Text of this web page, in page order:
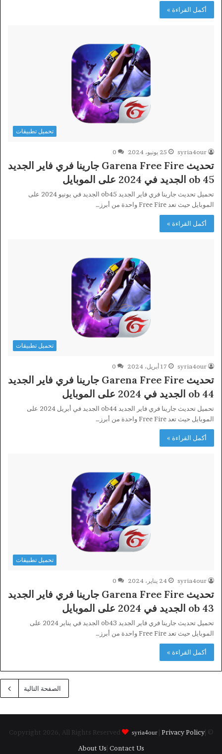
أكمل القراءة »
تحميل تطبيقات
syria4our 25 يونيو، 2024 0
تحديث Garena Free Fire جارينا فري فاير الجديد
ob 45 الجديد في 2024 على الموبايل
تحميل تحديث جارينا فري فاير الجديد ob45 الجديد في يونيو 2024 على
الموبايل حيث تعد Free Fire واحدة من أبرز…
أكمل القراءة »
تحميل تطبيقات
syria4our 17 أبريل، 2024 0
تحديث Garena Free Fire جارينا فري فاير الجديد
ob 44 الجديد في 2024 على الموبايل
تحميل تحديث جارينا فري فاير الجديد ob44 الجديد في أبريل 2024 على
الموبايل حيث تعد Free Fire واحدة من أبرز…
أكمل القراءة »
تحميل تطبيقات
syria4our 24 يناير، 2024 0
تحديث Garena Free Fire جارينا فري فاير الجديد
ob 43 الجديد في 2024 على الموبايل
تحميل تحديث جارينا فري فاير الجديد ob43 الجديد في يناير 2024 على
الموبايل حيث تعد Free Fire واحدة من أبرز…
أكمل القراءة »
الصفحة التالية
© Copyright 2026, All Rights Reserved
syria4our| Privacy Policy|
About Us Contact Us